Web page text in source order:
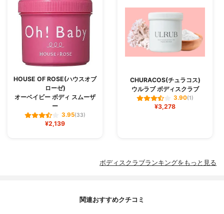
HOUSE OF ROSE(ハウスオブ
ローゼ)
オーベイビー ボディ スムーザ
ー
3.95(33)
¥2,139
CHURACOS(チュラコス)
ウルラブ ボディスクラブ
3.90(1)
¥3,278
ボディスクラブランキングをもっと見る
関連おすすめクチコミ